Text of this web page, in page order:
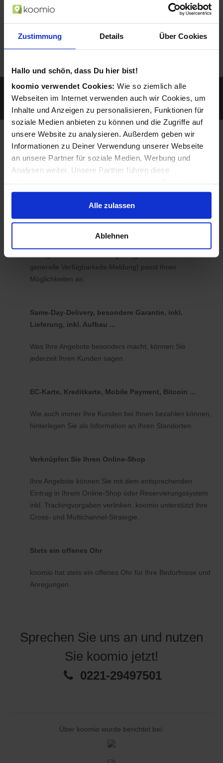
Zustimmung Details Über Cookies
Hallo und schön, dass Du hier bist!
koomio verwendet Cookies: Wie so ziemlich alle
Webseiten im Internet verwenden auch wir Cookies, um
Inhalte und Anzeigen zu personalisieren, Funktionen für
soziale Medien anbieten zu können und die Zugriffe auf
unsere Website zu analysieren. Außerdem geben wir
Informationen zu Deiner Verwendung unserer Webseite
an unsere Partner für soziale Medien, Werbung und
Analysen weiter. Unsere Partner führen diese
zusammen, die Du ihnen bereitgestellt hast oder die sie
im Rahmen Deiner Nutzung der Dienste gesammelt
haben.
Alle zulassen
Ablehnen
Sie werden gefunden, wenn ein Kunde z.B. mit
seinem Smartphone nach Geschäften und
Produkten in der Nähe sucht...
Angepasst auf Ihre
Bedürfnisse und
Verfügbarkeit Ihrer Waren
generelle Verfügbarkeits-Meldung) passt Ihren
Möglichkeiten an.
Same-Day-Delivery, besondere Garantie, inkl.
Lieferung, inkl. Aufbau ...
Was Ihre Angebote besonders macht, können Sie
jederzeit Ihren Kunden sagen.
EC-Karte, Kreditkarte, Mobile Payment, Bitcoin ...
Wie auch immer Ihre Kunden bei Ihnen bezahlen können,
hinterlegen Sie als Information an Ihren Standorten.
Verknüpfen Sie Ihren Online-Shop
Ihre Angebote können Sie mit dem entsprechenden
Eintrag in Ihrem Online-Shop oder Reservierungssystem
inkl. Trackingvorgaben verlinken. koomio unterstützt ihre
Cross- und Multichannel-Strategie.
Stets ein offenes Ohr
koomio hat stets ein offenes Ohr für Ihre Bedürfnisse und
Anregungen.
Sprechen Sie uns an und nutzen
Sie koomio jetzt!
0221-29497501
Über koomio wurde berichtet bei: